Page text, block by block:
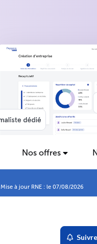
Nos offres
Mise à jour RNE : le 07/08/2026